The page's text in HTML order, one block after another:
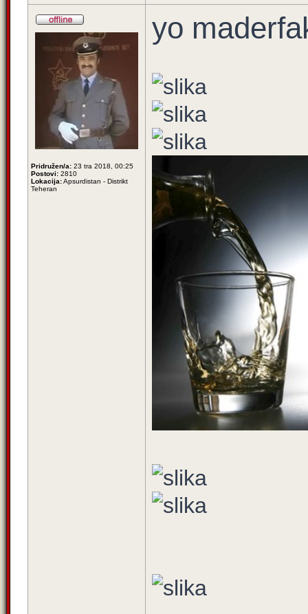
Pridružen/a: 23 tra 2018, 00:25
Postovi: 2810
Lokacija:Apsurdistan - Distrikt
Teheran
yo